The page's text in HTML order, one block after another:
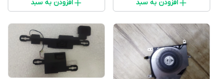
افزودن به سبد افزودن به سبد